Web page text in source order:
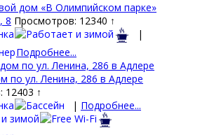
дом «В Олимпийском парке»
8 Просмотров: 12340 ↑
|
Подробнее...
по ул. Ленина, 286 в Адлере
12403 ↑
| Подробнее...